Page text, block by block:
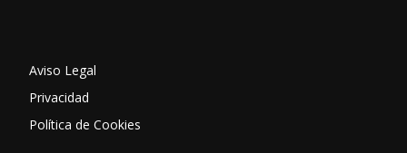
Aviso Legal
Privacidad
Política de Cookies